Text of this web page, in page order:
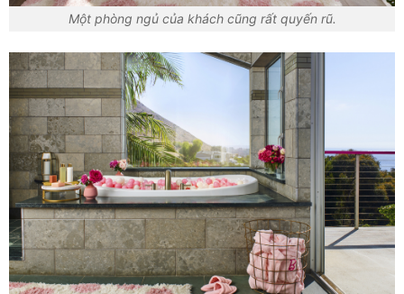
Một phòng ngủ của khách cũng rất quyến rũ.